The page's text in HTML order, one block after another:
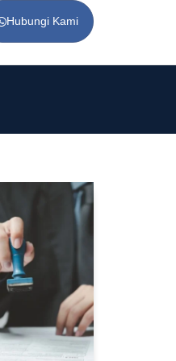
Hubungi Kami